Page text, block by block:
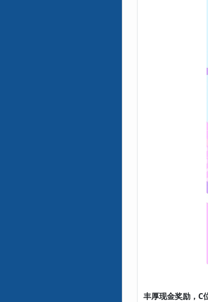
丰厚现金奖励，C